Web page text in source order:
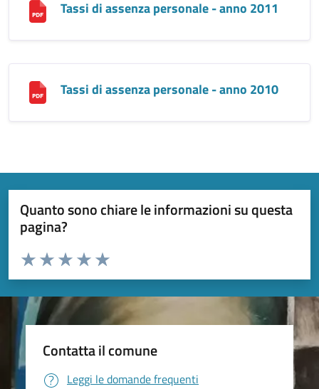
Tassi di assenza personale - anno 2011
Tassi di assenza personale - anno 2010
Quanto sono chiare le informazioni su questa
pagina?
Valuta da 1 a 5 stelle la pagina
Valuta 5 stelle su 5
Valuta 4 stelle su 5
Valuta 3 stelle su 5
Valuta 2 stelle su 5
Valuta 1 stelle su 5
Contatta il comune
Leggi le domande frequenti